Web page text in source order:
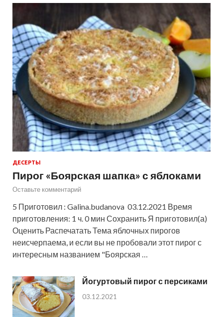
ДЕСЕРТЫ
Пирог «Боярская шапка» с яблоками
Оставьте комментарий
5 Приготовил : Galina.budanova 03.12.2021 Время
приготовления: 1 ч. 0 мин Сохранить Я приготовил(а)
Оценить Распечатать Тема яблочных пирогов
неисчерпаема, и если вы не пробовали этот пирог с
интересным названием "Боярская …
Йогуртовый пирог с персиками
03.12.2021